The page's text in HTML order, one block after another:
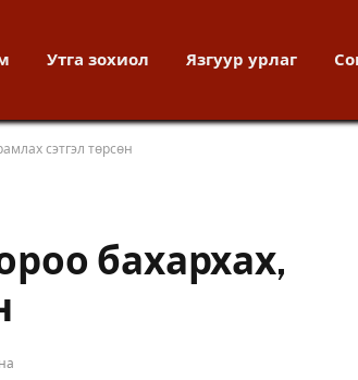
Утга зохиол Язгуур урлаг
сэтгэл төрсөн
бахархах,